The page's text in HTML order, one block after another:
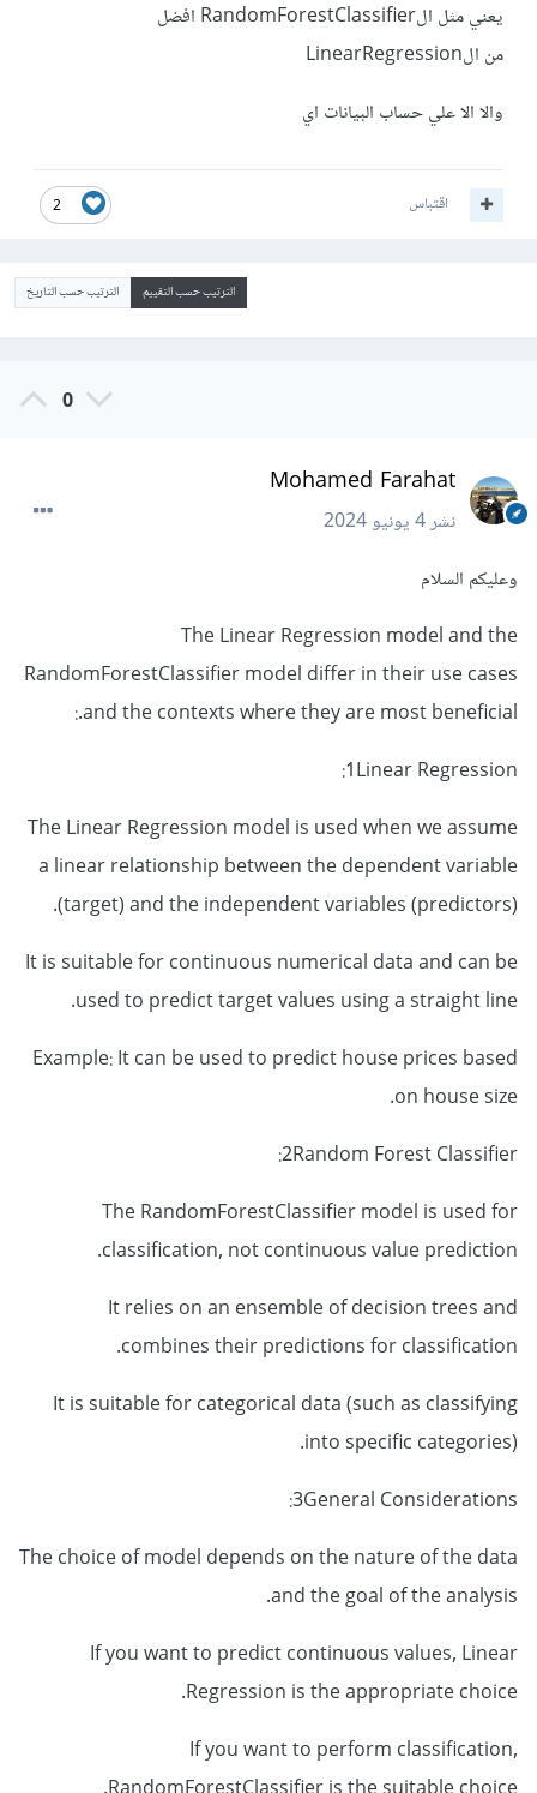
يعني مثل الRandomForestClassifier افضل
من الLinearRegression
والا الا علي حساب البيانات اي
2 اقتباس
الترتيب حسب التقييم الترتيب حسب التاريخ
0
Mohamed Farahat
نشر4 يونيو 2024
وعليكم السلام
The Linear Regression model and the
RandomForestClassifier model differ in their use cases
and the contexts where they are most beneficial.:
1Linear Regression:
The Linear Regression model is used when we assume
a linear relationship between the dependent variable
(target) and the independent variables (predictors).
It is suitable for continuous numerical data and can be
used to predict target values using a straight line.
Example: It can be used to predict house prices based
on house size.
2Random Forest Classifier:
The RandomForestClassifier model is used for
classification, not continuous value prediction.
It relies on an ensemble of decision trees and
combines their predictions for classification.
It is suitable for categorical data (such as classifying
into specific categories).
3General Considerations:
The choice of model depends on the nature of the data
and the goal of the analysis.
If you want to predict continuous values, Linear
Regression is the appropriate choice.
If you want to perform classification,